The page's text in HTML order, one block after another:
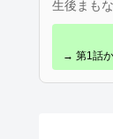
生後まも
→ 第1話